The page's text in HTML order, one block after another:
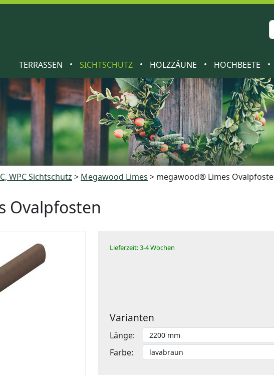
TERRASSEN • SICHTSCHUTZ • HOLZZÄUNE • HOCHBEETE •
WPC Sichtschutz > Megawood Limes > megawood® Limes
Ovalpfosten
Lieferzeit: 3-4 Wochen
Varianten
Länge:
Farbe: